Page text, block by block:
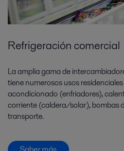
Refrigeración comercial
La amplia gama de
tiene numerosos usos
acondicionado (enfriadores),
corriente (caldera/solar), bombas
transporte.